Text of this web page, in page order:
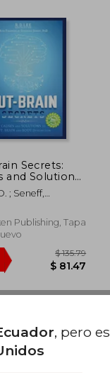
$
Secrets:
and Solutions
Brain and
(en
; Seneff,
Publishing, Tapa
, pero